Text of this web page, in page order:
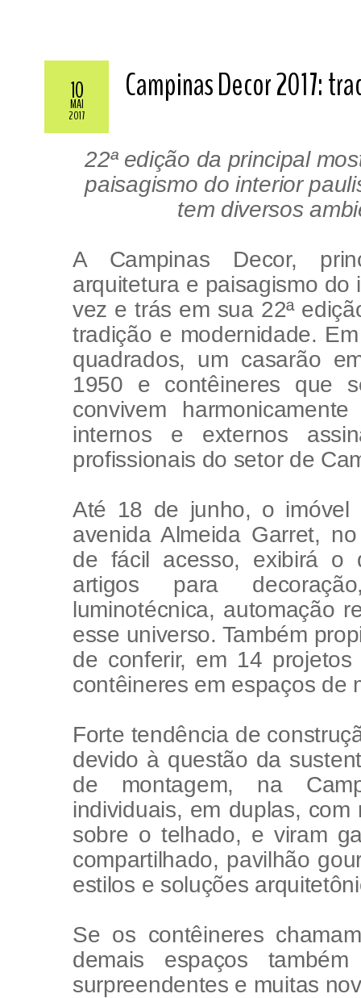
10
MAI
2017
Campinas Decor 2017:
22ª edição da principal
paisagismo do interior
tem diversos
A Campinas Decor,
arquitetura e paisagismo do
vez e trás em sua 22ª
tradição e modernidade.
quadrados, um casarão
1950 e contêineres que
convivem
internos e externos
profissionais do setor de
Até 18 de junho, o imóvel
avenida Almeida Garret,
de fácil acesso, exibirá o
artigos para
luminotécnica, automação
esse universo. Também
de conferir, em 14
contêineres em espaços de
Forte tendência de
devido à questão da
de montagem, na
individuais, em duplas,
sobre o telhado, e viram
compartilhado, pavilhão
estilos e soluções
Se os contêineres
demais espaços
surpreendentes e muitas